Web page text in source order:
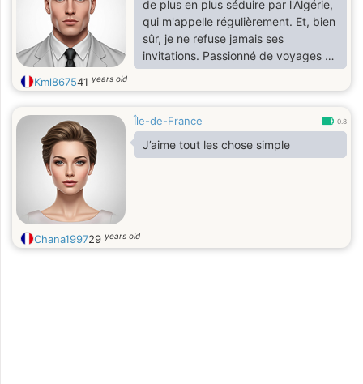
de plus en plus séduire par l'Algérie,
qui m'appelle régulièrement. Et, bien
sûr, je ne refuse jamais ses
invitations. Passionné de voyages et
de sensations fortes, j'aime profiter
de la vie avec légèreté, que ce soit à
simplement en sirotant un jus en
terrasse. J'apprécie les
conversations spontanées et les
Kml867541 years old
Île-de-France 0.8
J’aime tout les chose simple
Chana199729 years old